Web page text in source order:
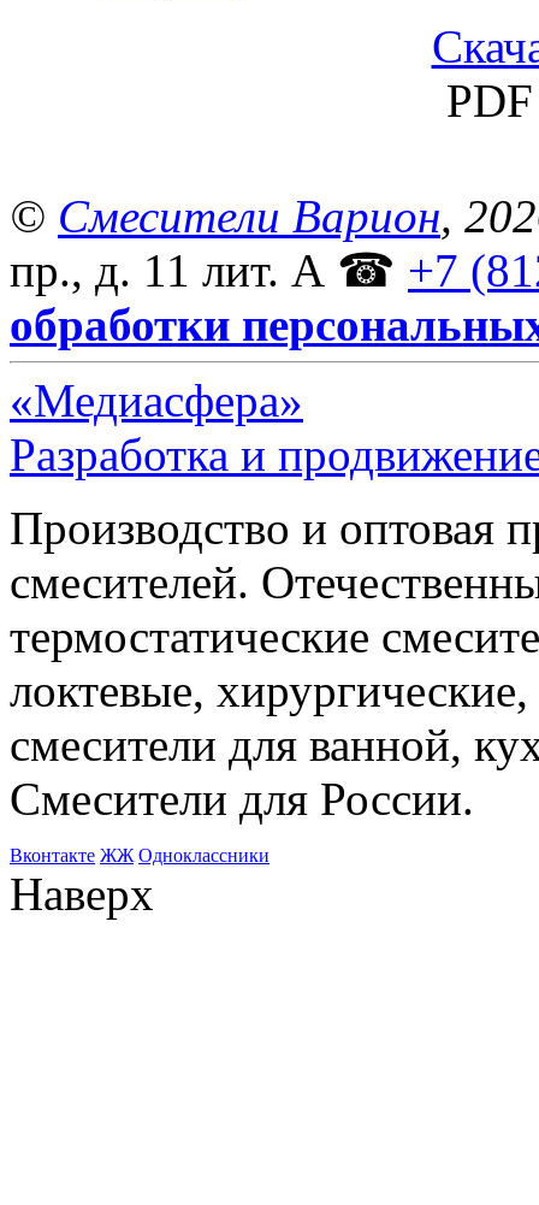
© Смесители Варион,
пр., д. 11 лит. А ☎ +7
обработки
«Медиасфера»
Разработка и
Производство и оптовая
смесителей.
термостатические
локтевые,
смесители для ванной,
Смесители для России.
Bконтакте ЖЖ Одноклассники
Наверх